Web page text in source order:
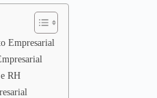
Empresarial
RH